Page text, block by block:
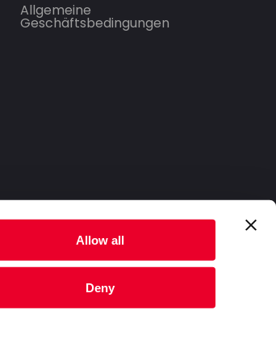
Allow all
Deny
Allgemeine
Geschäftsbedingungen